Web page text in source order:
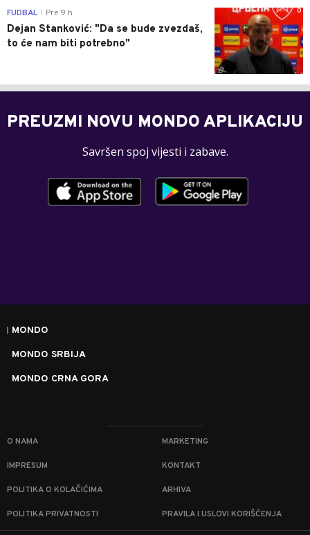
0
FUDBAL Pre 9 h
Dejan Stanković: "Da se bude zvezdaš,
to će nam biti potrebno"
PREUZMI NOVU MONDO APLIKACIJU
Savršen spoj vijesti i zabave.
MONDO
MONDO SRBIJA
MONDO CRNA GORA
O NAMA MARKETING
IMPRESUM KONTAKT
POLITIKA O KOLAČIĆIMA ARHIVA
POLITIKA PRIVATNOSTI PRAVILA I USLOVI KORIŠĆENJA